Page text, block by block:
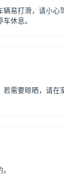
辆易打滑，请小心
休息。
若需要晾晒，请在